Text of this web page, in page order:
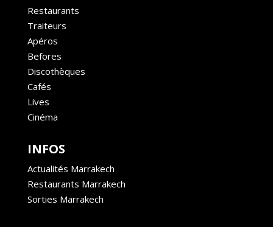
Restaurants
Traiteurs
Apéros
Befores
Discothèques
Cafés
Lives
Cinéma
INFOS
Actualités Marrakech
Restaurants Marrakech
Sorties Marrakech